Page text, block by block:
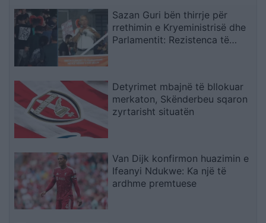
Sazan Guri bën thirrje për
rrethimin e Kryeministrisë dhe
Parlamentit: Rezistenca të
Detyrimet mbajnë të bllokuar
merkaton, Skënderbeu sqaron
zyrtarisht situatën
Van Dijk konfirmon huazimin e
Ifeanyi Ndukwe: Ka një të
ardhme premtuese